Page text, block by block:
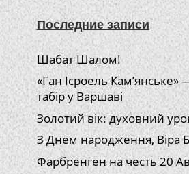
Последние записи
Шабат Шалом!
«Ган Ісроель
табір у Варшаві
Золотий вік: духовний
З Днем народження, Віра
Фарбренген на честь 20